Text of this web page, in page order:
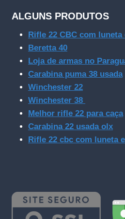
ALGUNS PRODUTOS
Rifle 22 CBC com
Beretta 40
Loja de armas no
Carabina puma 38 usada
Winchester 22
Winchester 38
Melhor rifle 22 para caça
Carabina 22 usada olx
Rifle 22 cbc com luneta